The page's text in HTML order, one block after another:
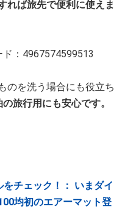
れば旅先で便利に使えま
ド：4967574599513
のを洗う場合にも役立ち
旅行用にも安心です。
チェック！： いまダイ
均初のエアーマット登